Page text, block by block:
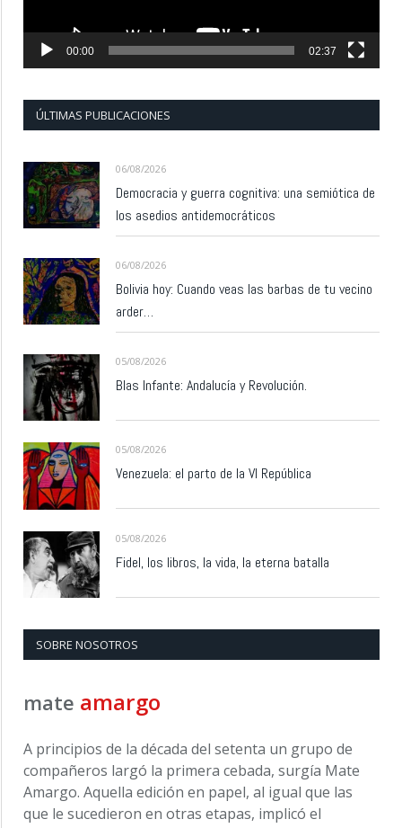
00:00 02:37
ÚLTIMAS PUBLICACIONES
06/08/2026
Democracia y guerra cognitiva: una semiótica de
los asedios antidemocráticos
06/08/2026
Bolivia hoy: Cuando veas las barbas de tu vecino
arder…
05/08/2026
Blas Infante: Andalucía y Revolución.
05/08/2026
Venezuela: el parto de la VI República
05/08/2026
Fidel, los libros, la vida, la eterna batalla
SOBRE NOSOTROS
mate amargo
A principios de la década del setenta un grupo de
compañeros largó la primera cebada, surgía Mate
Amargo. Aquella edición en papel, al igual que las
que le sucedieron en otras etapas, implicó el